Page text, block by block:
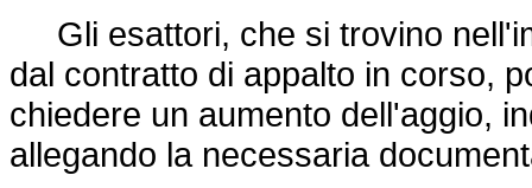
Gli esattori, che si trovino
dal contratto di appalto in corso,
chiedere un aumento dell'aggio,
allegando la necessaria